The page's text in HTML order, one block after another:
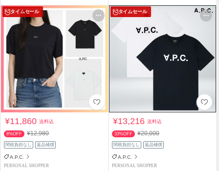
タイムセール
¥11,860送料込
8%OFF ¥12,980
関税負担なし 返品補償
A.P.C.
PERSONAL SHOPPER
タイムセール
¥13,216送料込
33%OFF ¥20,000
関税負担なし 返品補償
A.P.C.
PERSONAL SHOPPER